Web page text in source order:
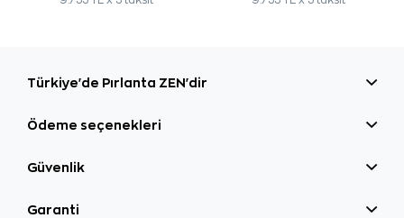
Türkiye'de Pırlanta ZEN'dir
Ödeme seçenekleri
Güvenlik
Garanti